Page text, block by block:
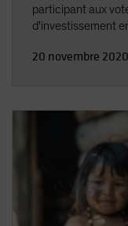
participant aux
d'investissement
renforçant nos
20 novembre 2020